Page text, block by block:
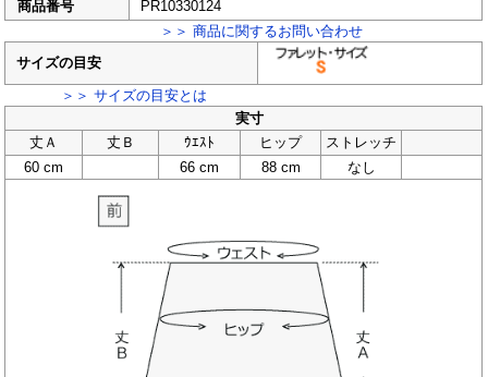
商品番号
PR10330124
＞＞ 商品に関するお問い合わせ
サイズの目安
＞＞ サイズの目安とは
実寸
丈Ａ
丈Ｂ ｳｴｽﾄ ヒップ
ストレッチ
60 cm
66 cm 88 cm なし